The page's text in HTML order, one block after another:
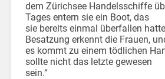
dem Zürichsee Handelsschiffe
Tages entern sie ein Boot, das
sie bereits einmal überfallen
Besatzung erkennt die Frauen,
es kommt zu einem tödlichen
sollte nicht das letzte gewesen
sein.“